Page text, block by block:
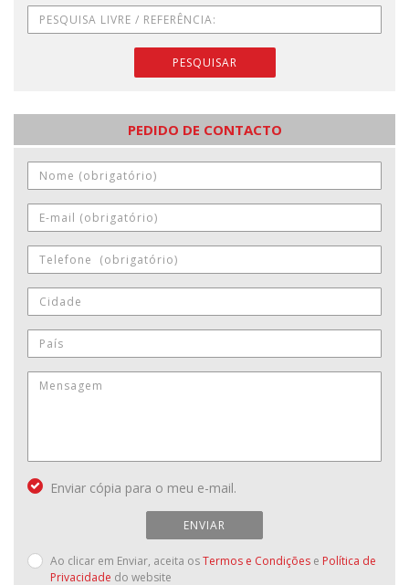
PESQUISAR
PEDIDO DE CONTACTO
Enviar cópia para o meu e-mail.
ENVIAR
Ao clicar em Enviar, aceita osTermos e Condições e Política de
Privacidade do website